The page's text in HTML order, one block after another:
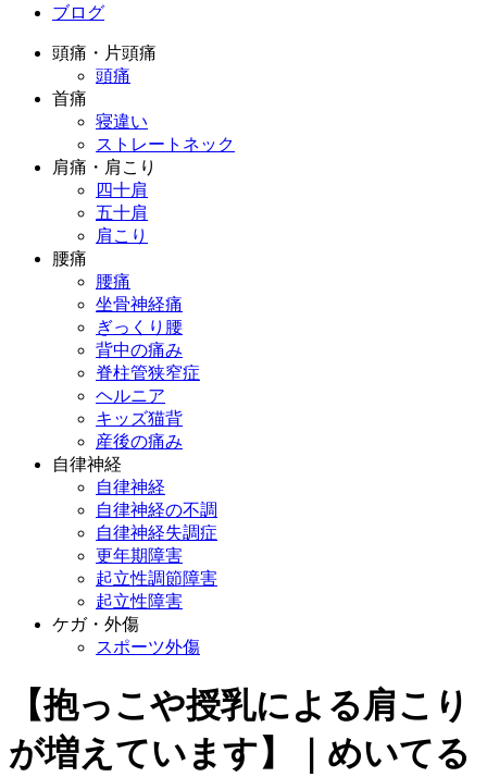
ブログ
頭痛・片頭痛
頭痛
首痛
寝違い
ストレートネック
肩痛・肩こり
四十肩
五十肩
肩こり
腰痛
腰痛
坐骨神経痛
ぎっくり腰
背中の痛み
脊柱管狭窄症
ヘルニア
キッズ猫背
産後の痛み
自律神経
自律神経
自律神経の不調
自律神経失調症
更年期障害
起立性調節障害
起立性障害
ケガ・外傷
スポーツ外傷
【抱っこや授乳による肩こり
が増えています】｜めいてる